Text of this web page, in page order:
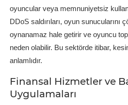
oyuncular veya memnuniyetsiz
DDoS saldırıları, oyun sunucularını
oynanamaz hale getirir ve oyuncu
neden olabilir. Bu sektörde itibar,
anlamlıdır.
Finansal Hizmetler ve
Uygulamaları